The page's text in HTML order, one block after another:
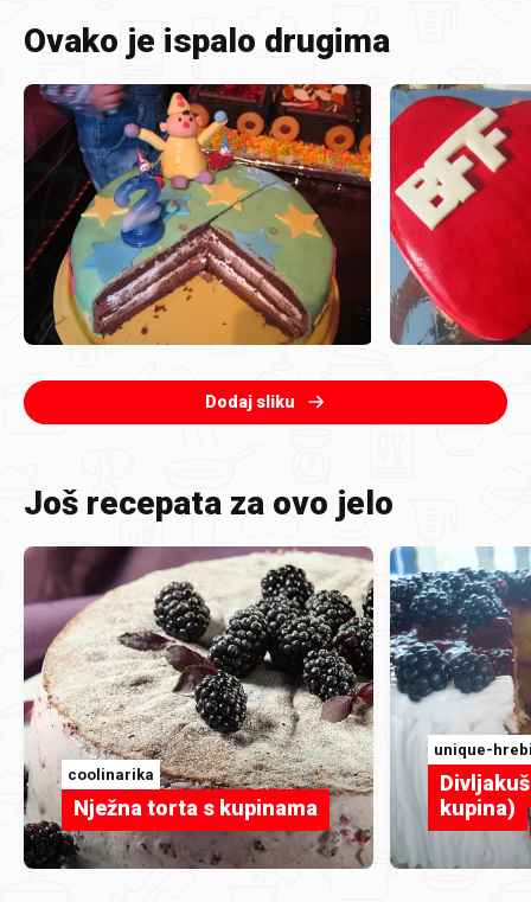
Ovako je ispalo drugima
Dodaj sliku
Još recepata za ovo jelo
coolinarika
Nježna torta s kupinama
unique-
kupina)